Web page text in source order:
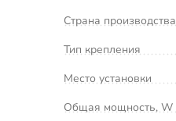
Страна производства
Тип крепления
Место установки
Общая мощность, W